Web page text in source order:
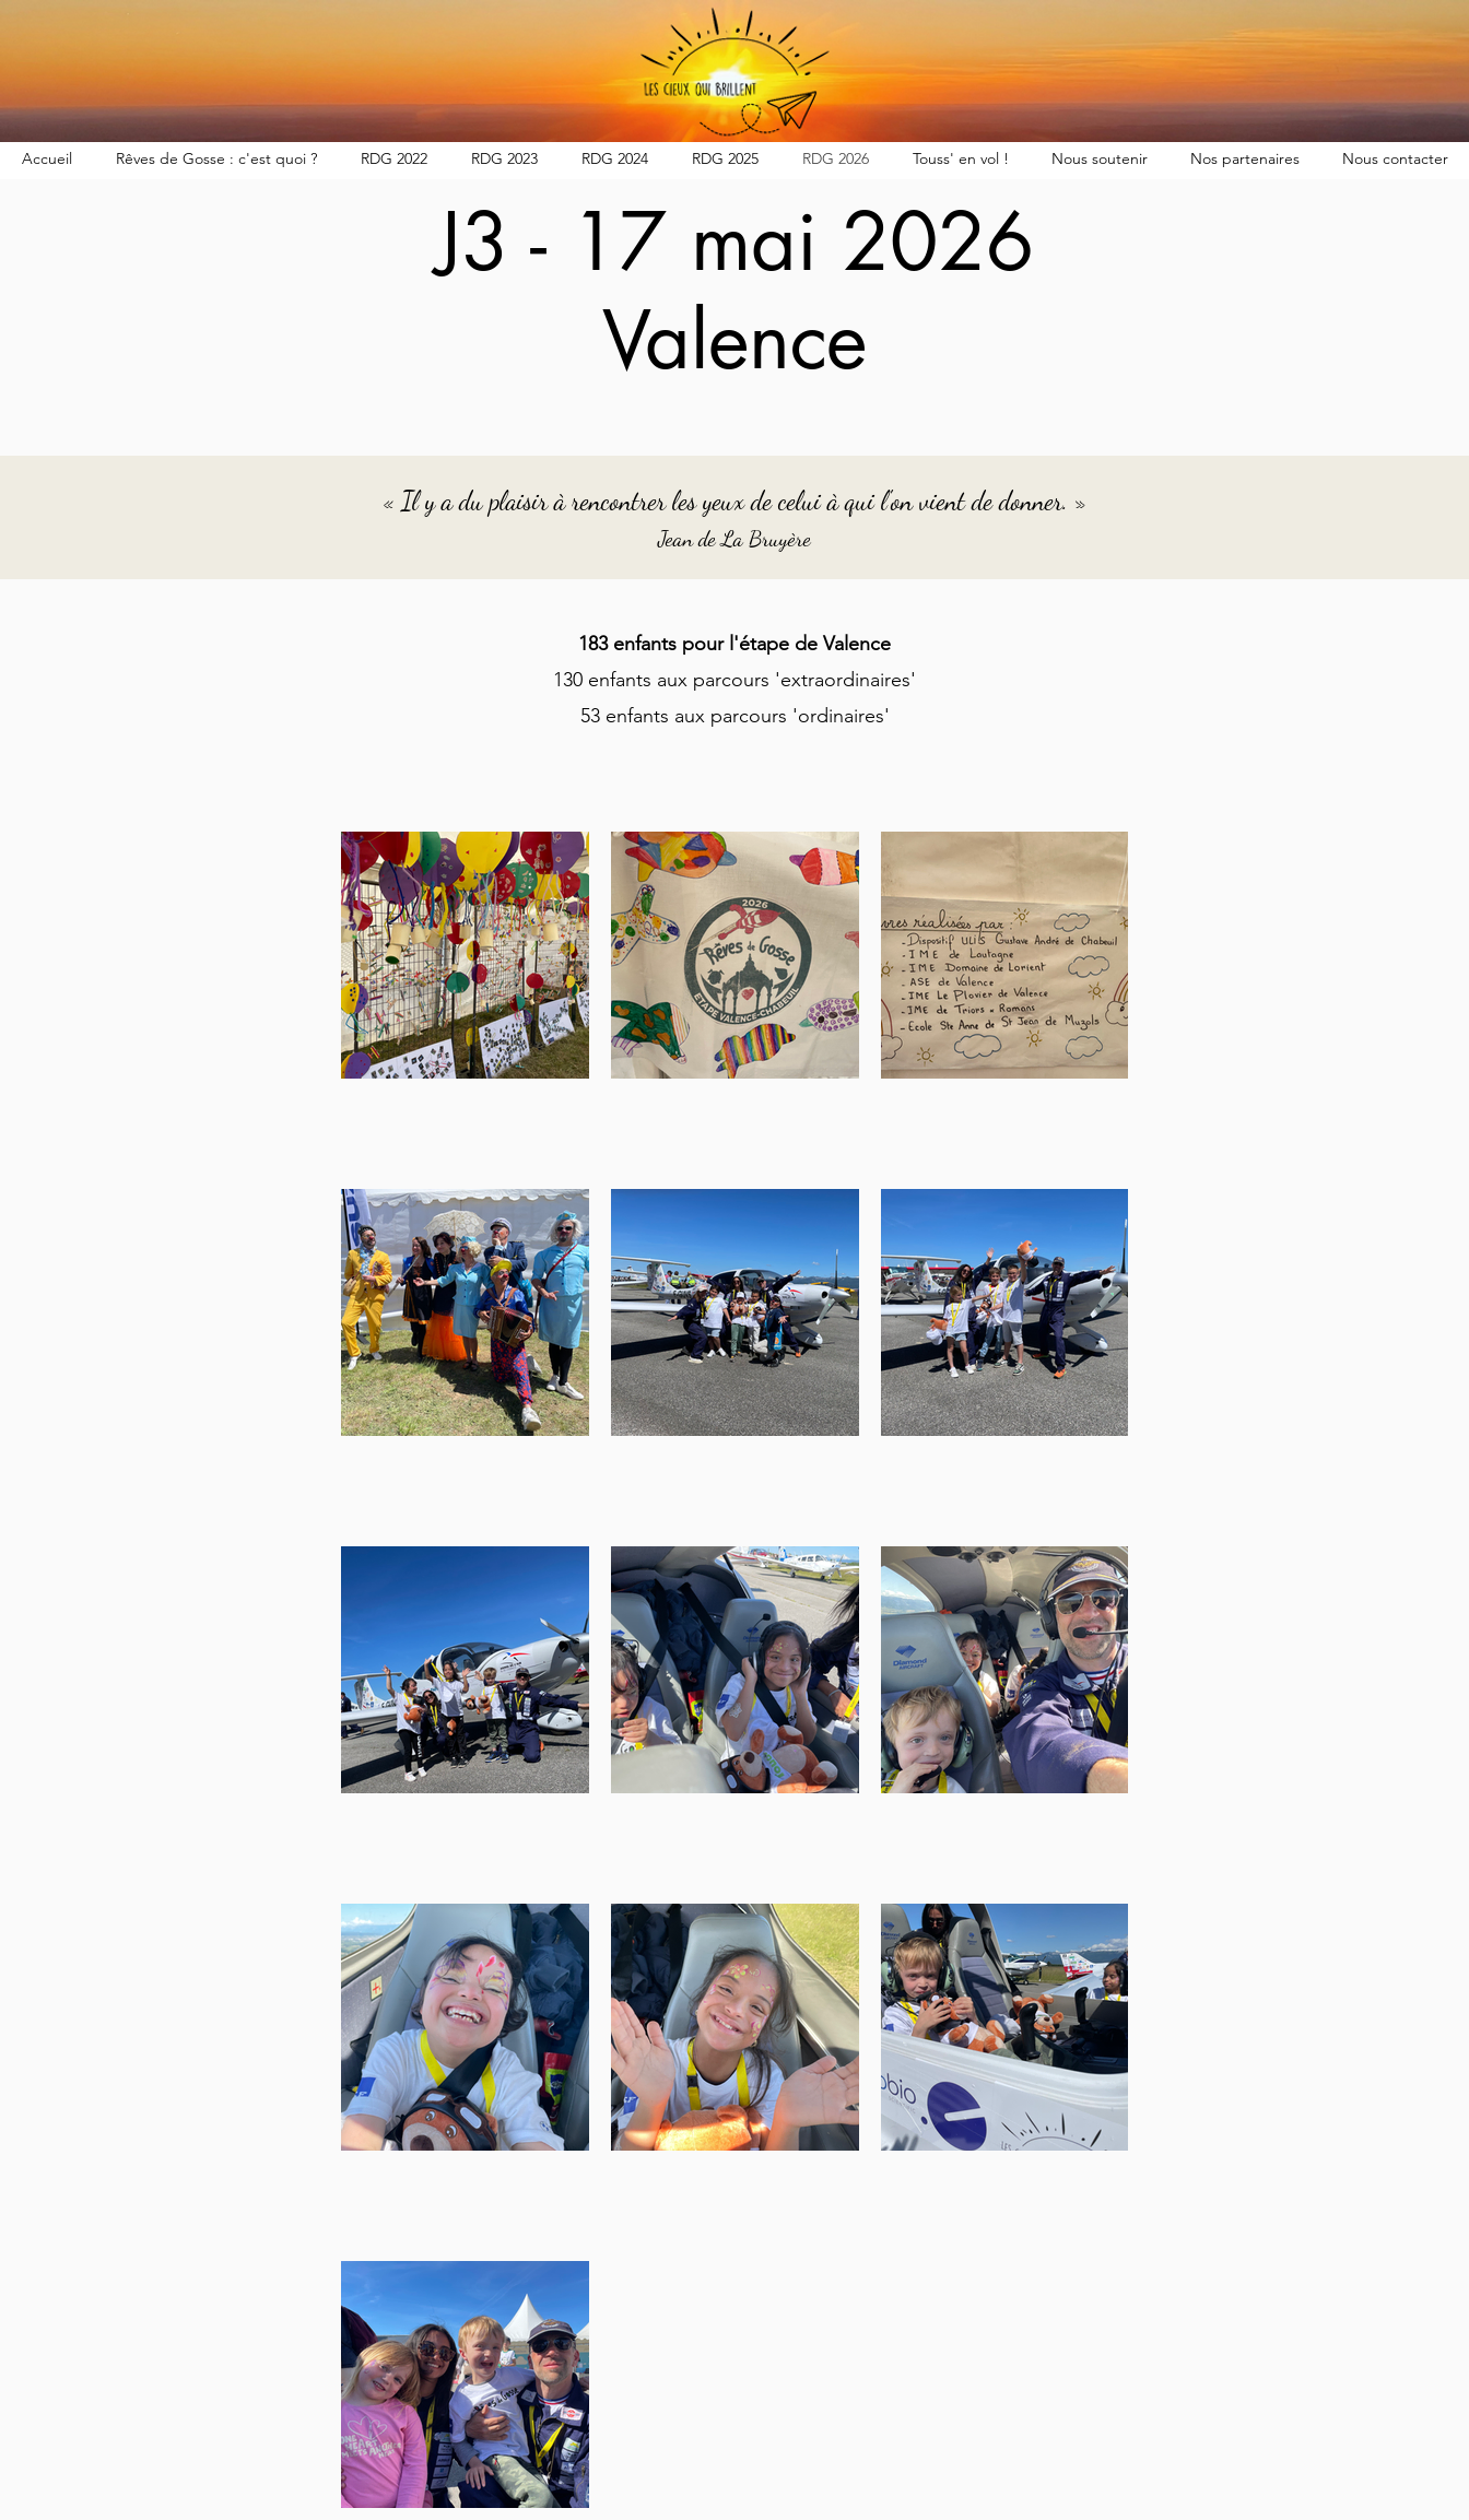
Accueil Rêves de Gosse : c'est quoi ? RDG 2022 RDG 2023 RDG 2024 RDG 2025 RDG 2026 Touss' en vol ! Nous soutenir Nos partenaires Nous contacter
J3 - 17 mai 2026
Valence
« Il y a du plaisir à rencontrer les yeux de celui à qui l'on vient de donner. »
Jean de La Bruyère
183 enfants pour l'étape de Valence
130 enfants aux parcours 'extraordinaires'
53 enfants aux parcours 'ordinaires'